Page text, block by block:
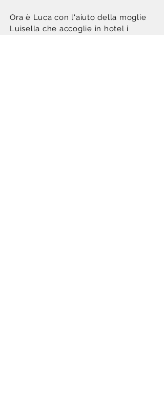
Ora è Luca con l'aiuto della moglie
Luisella che accoglie in hotel i